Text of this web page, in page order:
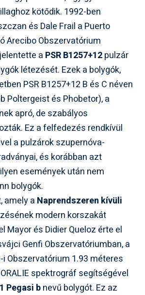
kötődik. 1992-ben
és Dale Frail a Puerto
Arecibo Obszervatórium
a PSR B1257+12pulzár
létezését. Ezek a bolygók,
PSR B1257+12 B és C néven
Poltergeist és Phobetor), a
apró, de szabályos
Ez a felfedezés rendkívül
a pulzárok szupernóva-
és korábban azt
események után nem
bolygók.
amely a Naprendszeren kívüli
modern korszakát
Mayor és Didier Queloz érte el
Genfi Obszervatóriumban, a
Obszervatórium 1.93 méteres
spektrográf segítségével
Pegasi bnevű bolygót. Ez az